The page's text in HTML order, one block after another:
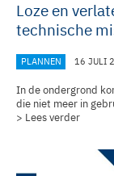
Loze en
technische
PLANNEN 16 JULI
In de ondergrond
die niet meer in
> Lees verder